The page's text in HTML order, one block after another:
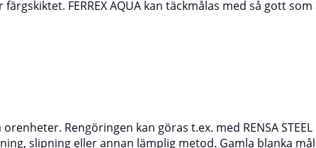
FERREX AQUA kan täckmålas med så gott
Rengöringen kan göras t.ex. med RENSA
slipning eller annan lämplig metod. Gamla blanka